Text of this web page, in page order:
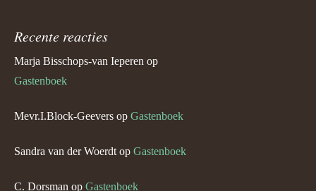
Recente reacties
Marja Bisschops-van Ieperen op
Gastenboek
Mevr.I.Block-Geevers op Gastenboek
Sandra van der Woerdt op Gastenboek
C. Dorsman op Gastenboek